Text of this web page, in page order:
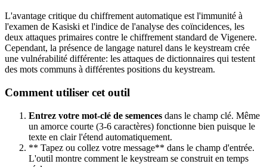
L'avantage critique du chiffrement automatique est l'immunité à
l'examen de Kasiski et l'indice de l'analyse des coïncidences, les
deux attaques primaires contre le chiffrement standard de Vigenere.
Cependant, la présence de langage naturel dans le keystream crée
une vulnérabilité différente: les attaques de dictionnaires qui testent
des mots communs à différentes positions du keystream.
Comment utiliser cet outil
Entrez votre mot-clé de semences dans le champ clé. Même
un amorce courte (3-6 caractères) fonctionne bien puisque le
texte en clair l'étend automatiquement.
** Tapez ou collez votre message** dans le champ d'entrée.
L'outil montre comment le keystream se construit en temps